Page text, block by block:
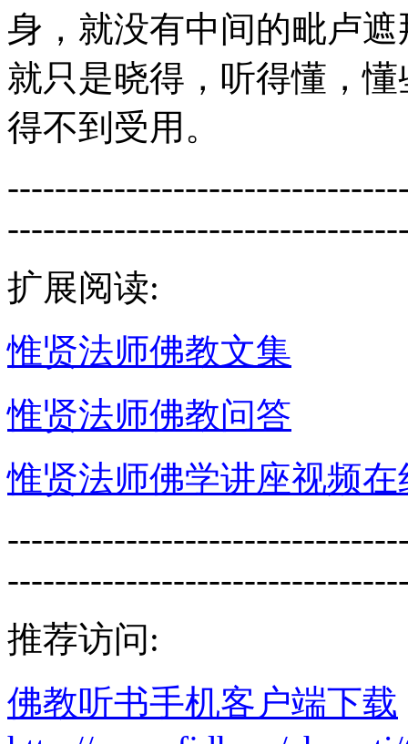
身，就没有中间的毗卢
就只是晓得，听得懂，
得不到受用。
扩展阅读:
惟贤法师佛教文集
惟贤法师佛教问答
惟贤法师佛学讲座视频
推荐访问:
佛教听书手机客户端下载